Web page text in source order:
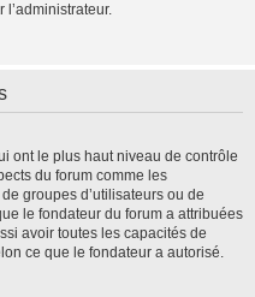
ont le plus haut niveau de contrôle
du forum comme les
groupes d’utilisateurs ou de
le fondateur du forum a attribuées
avoir toutes les capacités de
ce que le fondateur a autorisé.